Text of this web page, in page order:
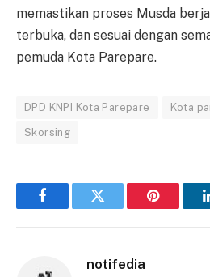
memastikan proses Musda
terbuka, dan sesuai dengan
pemuda Kota Parepare.
DPD KNPI Kota Parepare Kota
Skorsing
FacebookTwitter Pinterest
notifedia